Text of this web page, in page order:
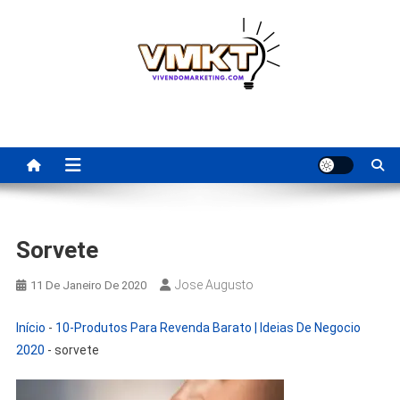
Para Revenda | Vivendo
Marketing
Sorvete
11 De Janeiro De 2020 Jose Augusto
Início - 10-Produtos Para Revenda Barato | Ideias De Negocio
2020 - sorvete